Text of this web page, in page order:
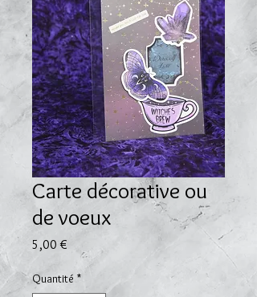
Carte décorative ou
de voeux
5,00 €
Quantité *